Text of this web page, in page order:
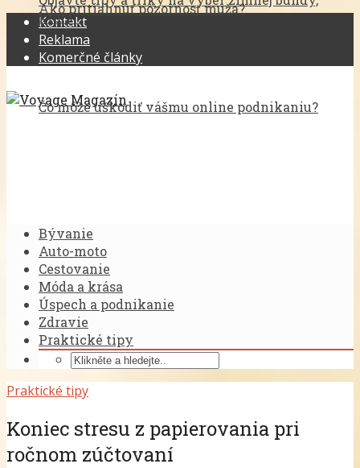
Kontakt
Reklama
Komerčné články
Bývanie
Auto-moto
Cestovanie
Móda a krása
Úspech a podnikanie
Zdravie
Praktické tipy
Praktické tipy
Koniec stresu z papierovania pri
ročnom zúčtovaní
Čo môže uškodiť vášmu online podnikaniu?
ktorá...
Ako pritiahnuť pozornosť muža?